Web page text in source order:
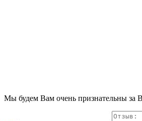
Мы будем Вам очень признательны за